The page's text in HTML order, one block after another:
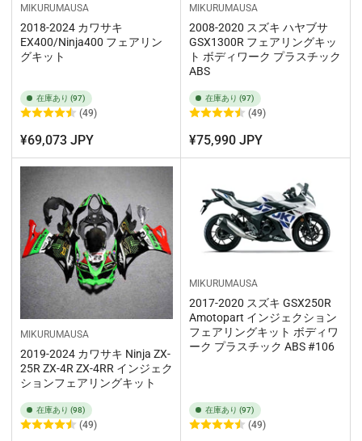
MIKURUMAUSA
2018-2024 カワサキ
EX400/Ninja400 フェアリン
グキット
在庫あり (97)
(49)
¥69,073 JPY
MIKURUMAUSA
2008-2020 スズキ ハヤブサ
GSX1300R フェアリングキッ
ト ボディワーク プラスチック
ABS
在庫あり (97)
(49)
¥75,990 JPY
MIKURUMAUSA
2019-2024 カワサキ Ninja ZX-
25R ZX-4R ZX-4RR インジェク
ションフェアリングキット
在庫あり (98)
(49)
MIKURUMAUSA
2017-2020 スズキ GSX250R
Amotopart インジェクション
フェアリングキット ボディワ
ーク プラスチック ABS #106
在庫あり (97)
(49)